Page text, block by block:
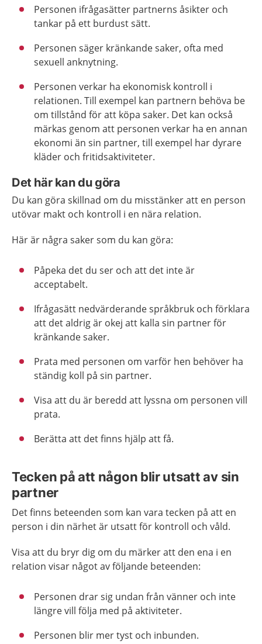
Personen ifrågasätter partnerns åsikter och
tankar på ett burdust sätt.
Personen säger kränkande saker, ofta med
sexuell anknytning.
Personen verkar ha ekonomisk kontroll i
relationen. Till exempel kan partnern behöva be
om tillstånd för att köpa saker. Det kan också
märkas genom att personen verkar ha en annan
ekonomi än sin partner, till exempel har dyrare
kläder och fritidsaktiviteter.
Det här kan du göra
Du kan göra skillnad om du misstänker att en person
utövar makt och kontroll i en nära relation.
Här är några saker som du kan göra:
Påpeka det du ser och att det inte är
acceptabelt.
Ifrågasätt nedvärderande språkbruk och förklara
att det aldrig är okej att kalla sin partner för
kränkande saker.
Prata med personen om varför hen behöver ha
ständig koll på sin partner.
Visa att du är beredd att lyssna om personen vill
prata.
Berätta att det finns hjälp att få.
Tecken på att någon blir utsatt av sin
partner
Det finns beteenden som kan vara tecken på att en
person i din närhet är utsatt för kontroll och våld.
Visa att du bryr dig om du märker att den ena i en
relation visar något av följande beteenden:
Personen drar sig undan från vänner och inte
längre vill följa med på aktiviteter.
Personen blir mer tyst och inbunden.